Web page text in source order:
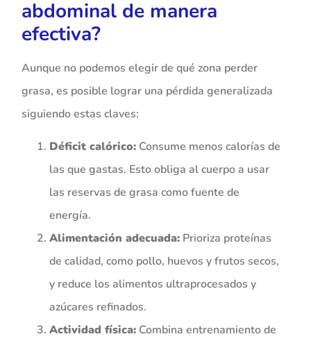
abdominal de manera
efectiva?
Aunque no podemos elegir de qué zona perder
grasa, es posible lograr una pérdida generalizada
siguiendo estas claves:
Déficit calórico: Consume menos calorías de
las que gastas. Esto obliga al cuerpo a usar
las reservas de grasa como fuente de
energía.
Alimentación adecuada: Prioriza proteínas
de calidad, como pollo, huevos y frutos secos,
y reduce los alimentos ultraprocesados y
azúcares refinados.
Actividad física: Combina entrenamiento de